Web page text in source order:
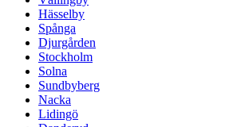
Hässelby
Spånga
Djurgården
Stockholm
Solna
Sundbyberg
Nacka
Lidingö